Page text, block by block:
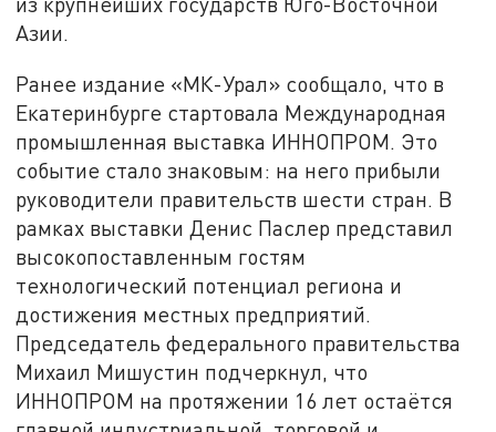
Азии.
Ранее издание «МК-Урал» сообщало, что в
Екатеринбурге стартовала Международная
промышленная выставка ИННОПРОМ. Это
событие стало знаковым: на него прибыли
руководители правительств шести стран. В
рамках выставки Денис Паслер представил
высокопоставленным гостям
технологический потенциал региона и
достижения местных предприятий.
Председатель федерального правительства
Михаил Мишустин подчеркнул, что
ИННОПРОМ на протяжении 16 лет остаётся